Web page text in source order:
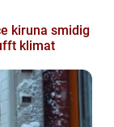
smidig
klimat